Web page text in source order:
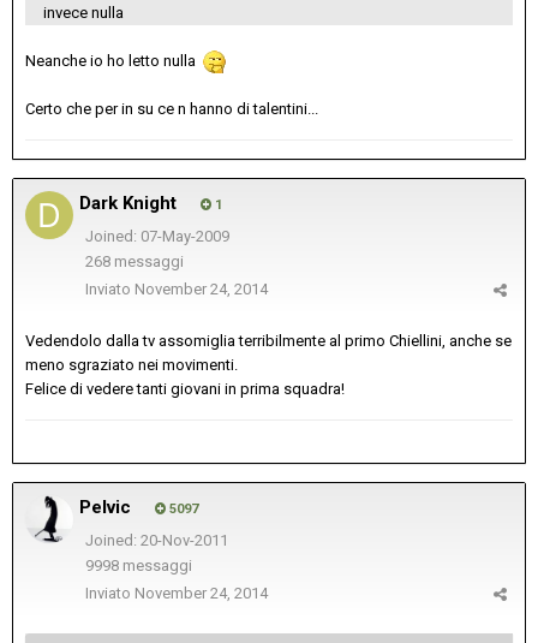
invece nulla
Neanche io ho letto nulla
Certo che per in su ce n hanno di talentini...
Dark Knight 1
Joined: 07-May-2009
268 messaggi
Inviato November 24, 2014
Vedendolo dalla tv assomiglia terribilmente al primo Chiellini, anche se
meno sgraziato nei movimenti.
Felice di vedere tanti giovani in prima squadra!
Pelvic 5097
Joined: 20-Nov-2011
9998 messaggi
Inviato November 24, 2014